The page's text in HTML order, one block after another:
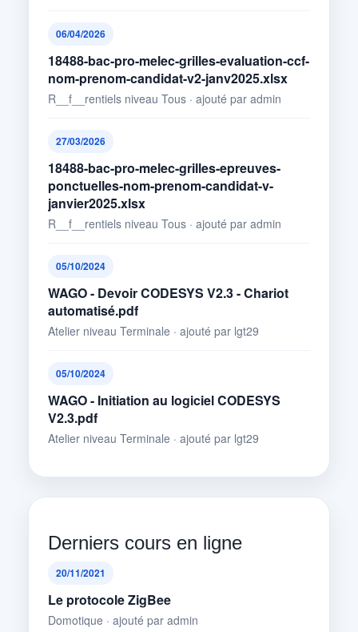
06/04/2026
18488-bac-pro-melec-grilles-evaluation-ccf-
nom-prenom-candidat-v2-janv2025.xlsx
R__f__rentiels niveau Tous · ajouté par admin
27/03/2026
18488-bac-pro-melec-grilles-epreuves-
ponctuelles-nom-prenom-candidat-v-
janvier2025.xlsx
R__f__rentiels niveau Tous · ajouté par admin
05/10/2024
WAGO - Devoir CODESYS V2.3 - Chariot
automatisé.pdf
Atelier niveau Terminale · ajouté par lgt29
05/10/2024
WAGO - Initiation au logiciel CODESYS
V2.3.pdf
Atelier niveau Terminale · ajouté par lgt29
Derniers cours en ligne
20/11/2021
Le protocole ZigBee
Domotique · ajouté par admin